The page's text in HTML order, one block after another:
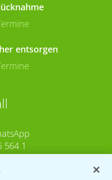
entsorgen
564 1